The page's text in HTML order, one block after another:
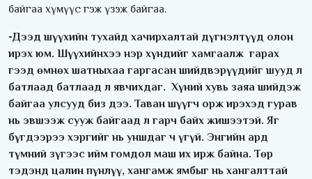
байгаа хүмүүс гэж үзэж байгаа.
-Дээд шүүхийн тухайд хачирхалтай дүгнэлтүүд олон
ирэх юм. Шүүхийнхээ нэр хүндийг хамгаалж гарах
гээд өмнөх шатныхаа гаргасан шийдвэрүүдийг шууд л
батлаад батлаад л явчихдаг. Хүний хувь заяа шийдэж
байгаа улсууд биз дээ. Таван шүүгч орж ирэхэд гурав
нь эвшээж сууж байгаад л гарч байх жишээтэй. Яг
бүгдээрээ хэргийг нь уншдаг ч үгүй. Энгийн ард
түмний зүгээс ийм гомдол маш их ирж байна. Төр
тэдэнд цалин пүнлүү, хангамж ямбыг нь хангалттай